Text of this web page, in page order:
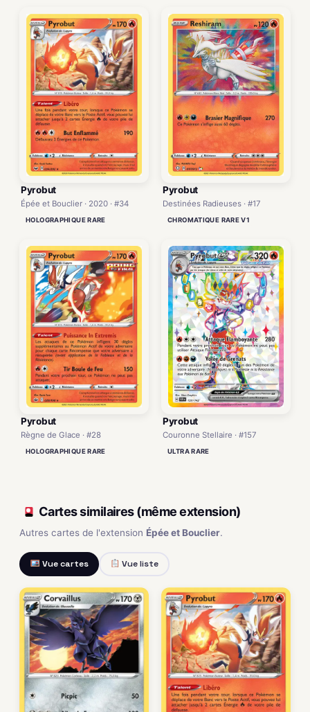
Pyrobut
Épée et Bouclier · 2020 · #34
HOLOGRAPHIQUE RARE
Pyrobut
Destinées Radieuses · #17
CHROMATIQUE RARE V1
Pyrobut
Règne de Glace · #28
HOLOGRAPHIQUE RARE
Pyrobut
Couronne Stellaire · #157
ULTRA RARE
Cartes similaires (même extension)
Autres cartes de l'extension Épée et Bouclier.
Vue cartes Vue liste